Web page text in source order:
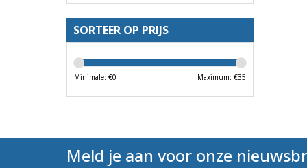
SORTEER OP PRIJS
Minimale: €0 Maximum: €35
Meld je aan voor onze